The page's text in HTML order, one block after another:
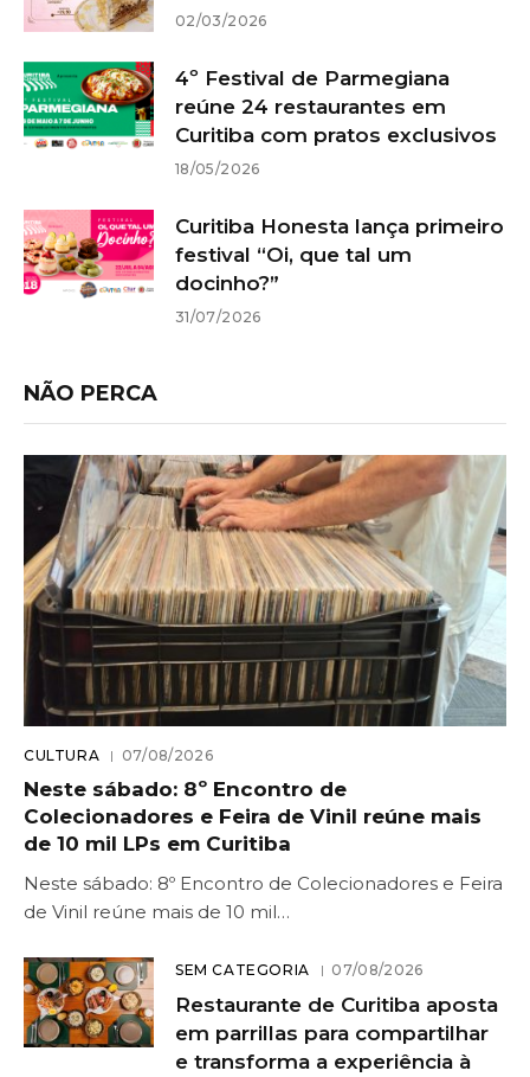
02/03/2026
4º Festival de Parmegiana
reúne 24 restaurantes em
Curitiba com pratos exclusivos
18/05/2026
Curitiba Honesta lança primeiro
festival “Oi, que tal um
docinho?”
31/07/2026
NÃO PERCA
CULTURA 07/08/2026
Neste sábado: 8º Encontro de
Colecionadores e Feira de Vinil reúne mais
de 10 mil LPs em Curitiba
Neste sábado: 8º Encontro de Colecionadores e Feira
de Vinil reúne mais de 10 mil…
SEM CATEGORIA 07/08/2026
Restaurante de Curitiba aposta
em parrillas para compartilhar
e transforma a experiência à